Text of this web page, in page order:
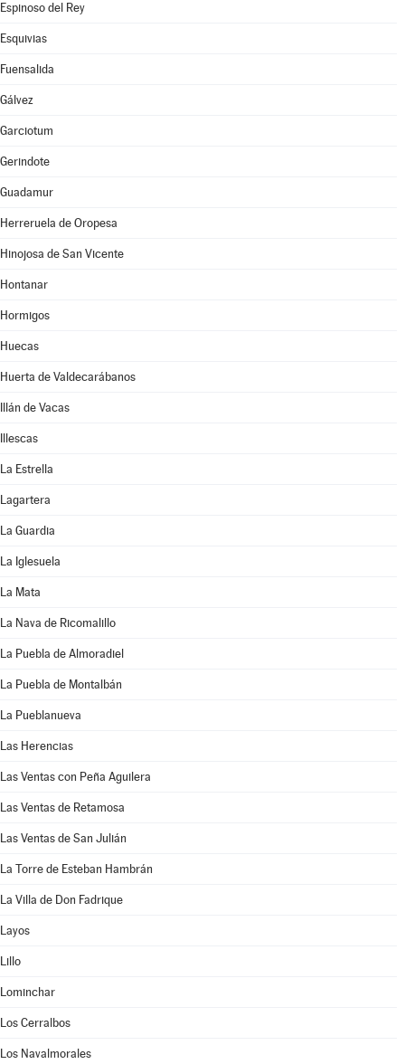
Espinoso del Rey
Esquivias
Fuensalida
Gálvez
Garciotum
Gerindote
Guadamur
Herreruela de Oropesa
Hinojosa de San Vicente
Hontanar
Hormigos
Huecas
Huerta de Valdecarábanos
Illán de Vacas
Illescas
La Estrella
Lagartera
La Guardia
La Iglesuela
La Mata
La Nava de Ricomalillo
La Puebla de Almoradiel
La Puebla de Montalbán
La Pueblanueva
Las Herencias
Las Ventas con Peña Aguilera
Las Ventas de Retamosa
Las Ventas de San Julián
La Torre de Esteban Hambrán
La Villa de Don Fadrique
Layos
Lillo
Lominchar
Los Cerralbos
Los Navalmorales